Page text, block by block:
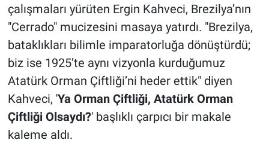
çalışmaları yürüten Ergin Kahveci, Brezilya’nın
"Cerrado" mucizesini masaya yatırdı. "Brezilya,
bataklıkları bilimle imparatorluğa dönüştürdü;
biz ise 1925’te aynı vizyonla kurduğumuz
Atatürk Orman Çiftliği’ni heder ettik" diyen
Kahveci, 'Ya Orman Çiftliği, Atatürk Orman
Çiftliği Olsaydı?' başlıklı çarpıcı bir makale
kaleme aldı.